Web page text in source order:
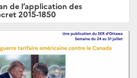
de l’application des
2015-1850